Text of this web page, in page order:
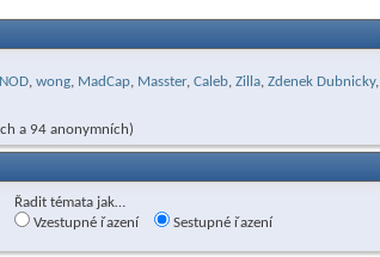
NOD, wong, MadCap, Masster, Caleb, Zilla, Zdenek Dubnicky,
a 94 anonymních)
Řadit témata jak…
Vzestupné řazení
Sestupné řazení